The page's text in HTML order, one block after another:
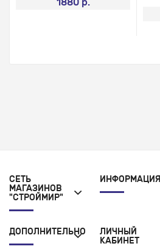
СЕТЬ
МАГАЗИНОВ
"СТРОЙМИР"
ИНФОРМАЦИЯ
ДОПОЛНИТЕЛЬНО
ЛИЧНЫЙ
КАБИНЕТ